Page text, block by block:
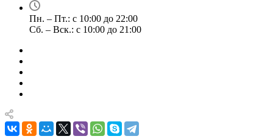
Пн. – Пт.: с 10:00 до 22:00
Сб. – Вск.: с 10:00 до 21:00